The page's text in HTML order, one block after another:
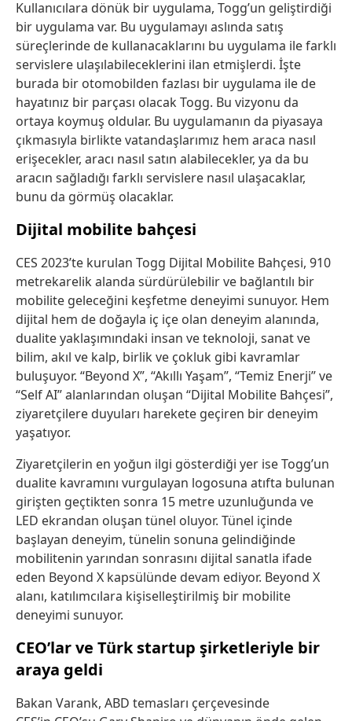
Kullanıcılara dönük bir uygulama, Togg’un geliştirdiği
bir uygulama var. Bu uygulamayı aslında satış
süreçlerinde de kullanacaklarını bu uygulama ile farklı
servislere ulaşılabileceklerini ilan etmişlerdi. İşte
burada bir otomobilden fazlası bir uygulama ile de
hayatınız bir parçası olacak Togg. Bu vizyonu da
ortaya koymuş oldular. Bu uygulamanın da piyasaya
çıkmasıyla birlikte vatandaşlarımız hem araca nasıl
erişecekler, aracı nasıl satın alabilecekler, ya da bu
aracın sağladığı farklı servislere nasıl ulaşacaklar,
bunu da görmüş olacaklar.
Dijital mobilite bahçesi
CES 2023’te kurulan Togg Dijital Mobilite Bahçesi, 910
metrekarelik alanda sürdürülebilir ve bağlantılı bir
mobilite geleceğini keşfetme deneyimi sunuyor. Hem
dijital hem de doğayla iç içe olan deneyim alanında,
dualite yaklaşımındaki insan ve teknoloji, sanat ve
bilim, akıl ve kalp, birlik ve çokluk gibi kavramlar
buluşuyor. “Beyond X”, “Akıllı Yaşam”, “Temiz Enerji” ve
“Self AI” alanlarından oluşan “Dijital Mobilite Bahçesi”,
ziyaretçilere duyuları harekete geçiren bir deneyim
yaşatıyor.
Ziyaretçilerin en yoğun ilgi gösterdiği yer ise Togg’un
dualite kavramını vurgulayan logosuna atıfta bulunan
girişten geçtikten sonra 15 metre uzunluğunda ve
LED ekrandan oluşan tünel oluyor. Tünel içinde
başlayan deneyim, tünelin sonuna gelindiğinde
mobilitenin yarından sonrasını dijital sanatla ifade
eden Beyond X kapsülünde devam ediyor. Beyond X
alanı, katılımcılara kişiselleştirilmiş bir mobilite
deneyimi sunuyor.
CEO’lar ve Türk startup şirketleriyle bir
araya geldi
Bakan Varank, ABD temasları çerçevesinde